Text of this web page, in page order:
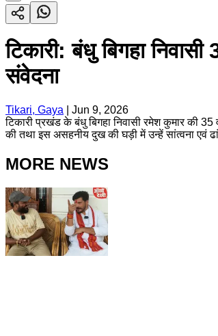
टिकारी: बंधु बिगहा
संवेदना
Tikari, Gaya
Jun 9, 2026
टिकारी प्रखंड के बंधु बिगहा निवासी रमेश कुमार की
की तथा इस असहनीय दुख की घड़ी में उन्हें सांत्वना एवं
MORE NEWS